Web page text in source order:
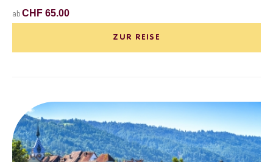
ab CHF 65.00
ZUR REISE